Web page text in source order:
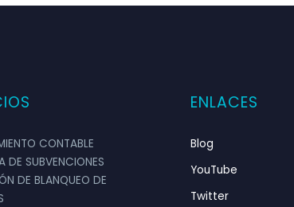
Vale la pena contratarles en
CONTABLE
DE SUBVENCIONES
DE BLANQUEO DE
ENLACES
Blog
YouTube
Twitter